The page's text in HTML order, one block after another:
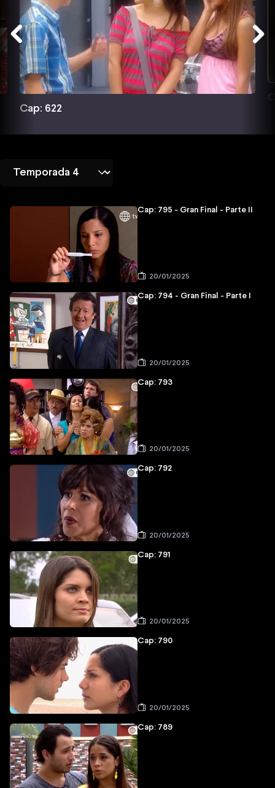
Cap: 622
Cap: 795 - Gran Final - Parte II
20/01/2025
Cap: 794 - Gran Final - Parte I
20/01/2025
Cap: 793
20/01/2025
Cap: 792
20/01/2025
Cap: 791
20/01/2025
Cap: 790
20/01/2025
Cap: 789